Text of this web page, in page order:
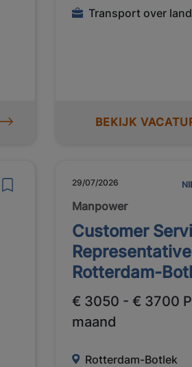
Transport over land
BEKIJK
29/07/2026
Manpower
Customer
Representative
Rotterdam-
€ 3050 - € 3700
maand
Rotterdam-Botlek